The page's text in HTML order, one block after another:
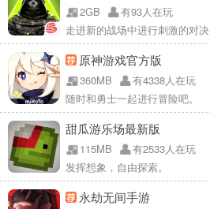
2GB
有93人在玩
走进新的战场中进行刺激的对决
原神游戏官方版
360MB
有4338人在玩
随时和勇士一起进行冒险吧。
甜瓜游乐场最新版
115MB
有2533人在玩
发挥想象，自由探索。
永劫无间手游